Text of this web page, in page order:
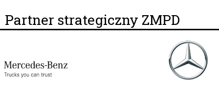
Partner strategiczny ZMPD